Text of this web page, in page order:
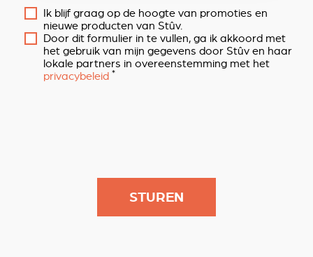
Ik blijf graag op de hoogte van promoties en
nieuwe producten van Stûv.
Door dit formulier in te vullen, ga ik akkoord met
het gebruik van mijn gegevens door Stûv en haar
lokale partners in overeenstemming met het
privacybeleid *